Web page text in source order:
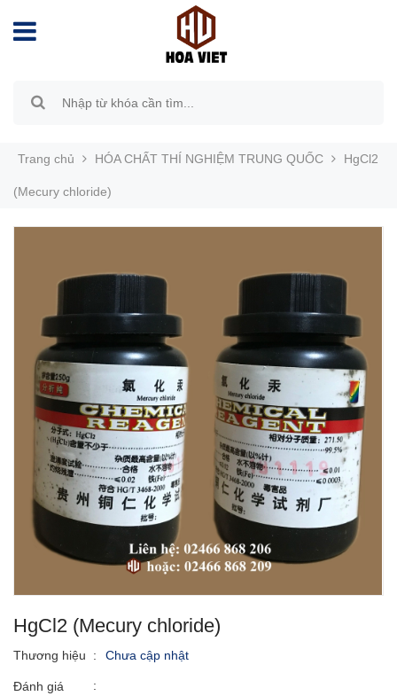
Trang chủ HÓA CHẤT THÍ NGHIỆM TRUNG QUỐC HgCl2
(Mecury chloride)
HgCl2 (Mecury chloride)
Thương hiệu : Chưa cập nhật
Đánh giá
: